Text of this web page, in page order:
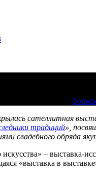
сателлитная
традиций»,
свадебного обряда
– выставка-
«выставка в